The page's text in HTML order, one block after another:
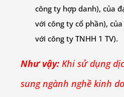
công ty hợp danh), của
với công ty cổ phần),
với công ty TNHH 1 TV).
Như vậy: Khi sử dụng
sung ngành nghề kinh